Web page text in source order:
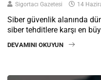
Sigortacı Gazetesi 14
Siber güvenlik alanında
siber tehditlere karşı en
DEVAMINI OKUYUN